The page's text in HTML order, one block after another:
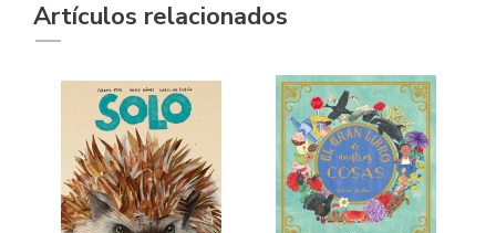
Artículos relacionados